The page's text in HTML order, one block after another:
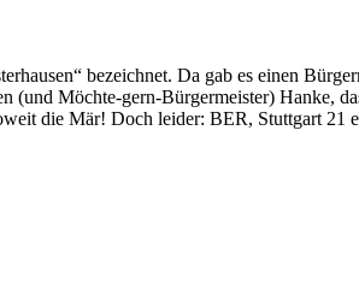
bezeichnet. Da gab es einen
Möchte-gern-Bürgermeister) Hanke,
die Mär! Doch leider: BER, Stuttgart 21